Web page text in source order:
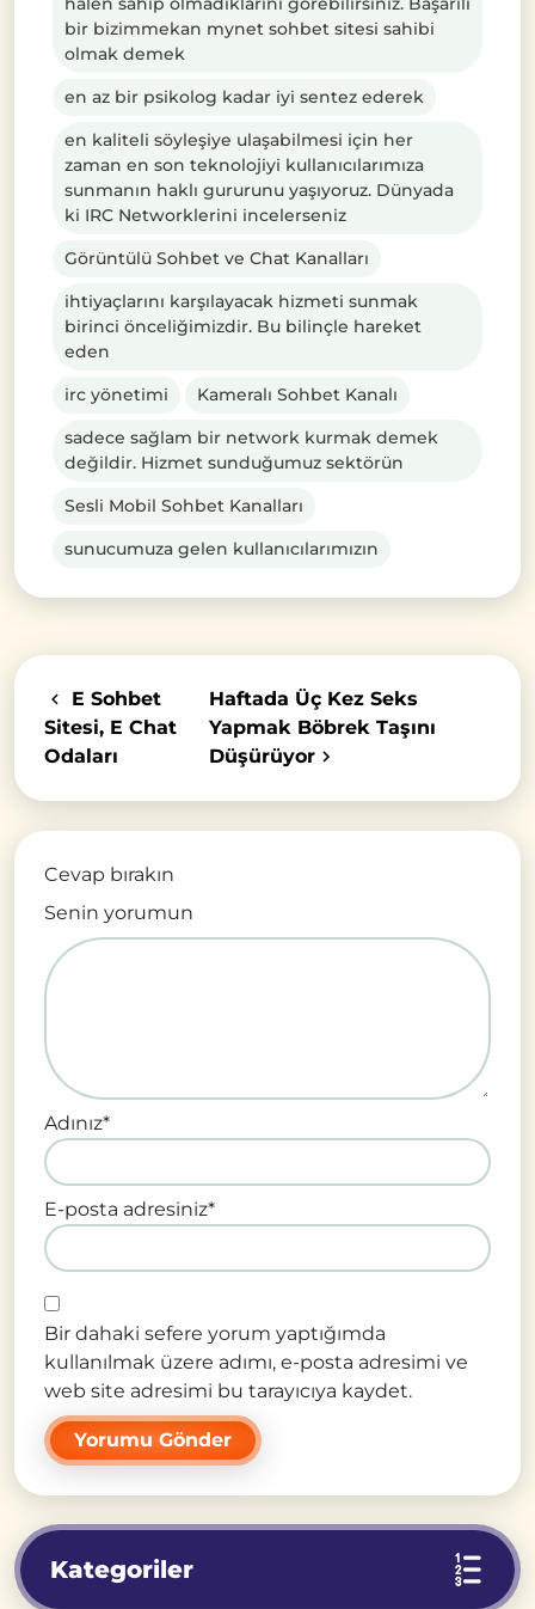
bir bizimmekan mynet sohbet sitesi sahibi
olmak demek
en az bir psikolog kadar iyi sentez ederek
en kaliteli söyleşiye ulaşabilmesi için her
zaman en son teknolojiyi kullanıcılarımıza
sunmanın haklı gururunu yaşıyoruz. Dünyada
ki IRC Networklerini incelerseniz
Görüntülü Sohbet ve Chat Kanalları
ihtiyaçlarını karşılayacak hizmeti sunmak
birinci önceliğimizdir. Bu bilinçle hareket
eden
irc yönetimi
Kameralı Sohbet Kanalı
sadece sağlam bir network kurmak demek
değildir. Hizmet sunduğumuz sektörün
Sesli Mobil Sohbet Kanalları
sunucumuza gelen kullanıcılarımızın
E Sohbet
Sitesi, E Chat
Odaları
Haftada Üç Kez Seks
Yapmak Böbrek Taşını
Düşürüyor
Cevap bırakın
Senin yorumun
Adınız*
E-posta adresiniz*
Bir dahaki sefere yorum yaptığımda
kullanılmak üzere adımı, e-posta adresimi ve
web site adresimi bu tarayıcıya kaydet.
Kategoriler